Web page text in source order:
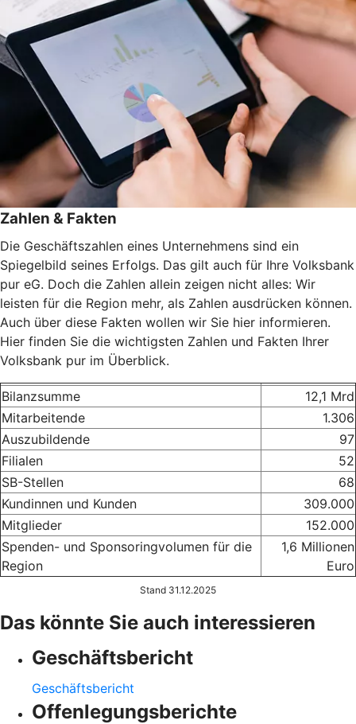
Zahlen & Fakten
Die Geschäftszahlen eines Unternehmens sind ein
Spiegelbild seines Erfolgs. Das gilt auch für Ihre Volksbank
pur eG. Doch die Zahlen allein zeigen nicht alles: Wir
leisten für die Region mehr, als Zahlen ausdrücken können.
Auch über diese Fakten wollen wir Sie hier informieren.
Hier finden Sie die wichtigsten Zahlen und Fakten Ihrer
Volksbank pur im Überblick.
Bilanzsumme
12,1 Mrd
Mitarbeitende
1.306
Auszubildende
97
Filialen
52
SB-Stellen
68
Kundinnen und Kunden
309.000
Mitglieder
152.000
Spenden- und Sponsoringvolumen für die
Region
1,6 Millionen
Euro
Stand 31.12.2025
Das könnte Sie auch interessieren
Geschäftsbericht
Geschäftsbericht
Offenlegungsberichte